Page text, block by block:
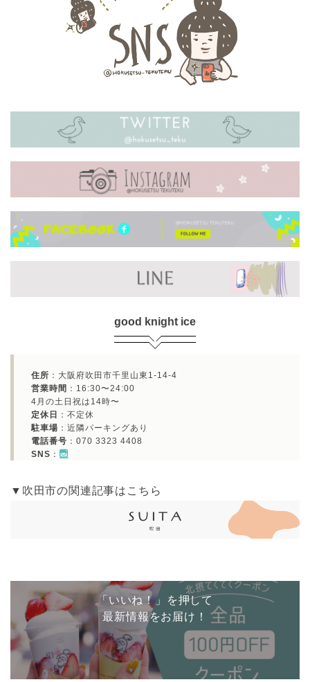
good knight ice
住所 ：大阪府吹田市千里山東1-14-4
営業時間 ：16:30〜24:00
4月の土日祝は14時〜
定休日 ：不定休
駐車場 ：近隣パーキングあり
電話番号 ：070 3323 4408
SNS ：
▼吹田市の関連記事はこちら
「いいね！」を押して
最新情報をお届け！